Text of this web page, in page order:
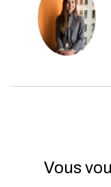
Vous